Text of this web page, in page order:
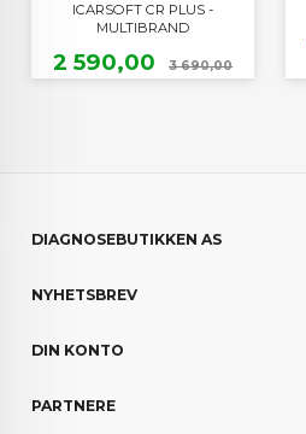
ICARSOFT CR PLUS -
MULTIBRAND
Tilbud
2 590,00 3 690,00Rabatt
DIAGNOSEBUTIKKEN AS
NYHETSBREV
DIN KONTO
PARTNERE